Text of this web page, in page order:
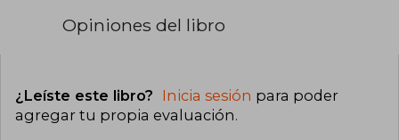
Opiniones del libro
¿Leíste este libro? Inicia sesión para poder
agregar tu propia evaluación.